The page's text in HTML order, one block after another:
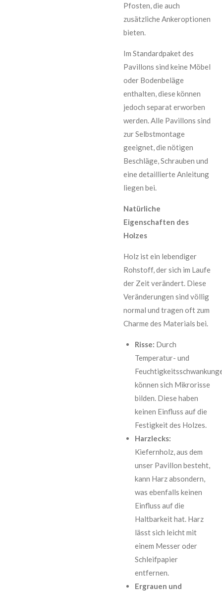
Pfosten, die auch
zusätzliche Ankeroptionen
bieten.
Im Standardpaket des
Pavillons sind keine Möbel
oder Bodenbeläge
enthalten, diese können
jedoch separat erworben
werden. Alle Pavillons sind
zur Selbstmontage
geeignet, die nötigen
Beschläge, Schrauben und
eine detaillierte Anleitung
liegen bei.
Natürliche
Eigenschaften des
Holzes
Holz ist ein lebendiger
Rohstoff, der sich im Laufe
der Zeit verändert. Diese
Veränderungen sind völlig
normal und tragen oft zum
Charme des Materials bei.
Risse: Durch
Temperatur- und
können sich Mikrorisse
bilden. Diese haben
keinen Einfluss auf die
Festigkeit des Holzes.
Harzlecks:
Kiefernholz, aus dem
unser Pavillon besteht,
kann Harz absondern,
was ebenfalls keinen
Einfluss auf die
Haltbarkeit hat. Harz
lässt sich leicht mit
einem Messer oder
Schleifpapier
entfernen.
Ergrauen und